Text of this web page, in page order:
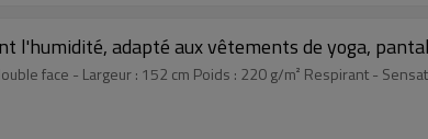
l'humidité, adapté aux vêtements de yoga,
face - Largeur : 152 cm Poids : 220 g/m² Respirant -